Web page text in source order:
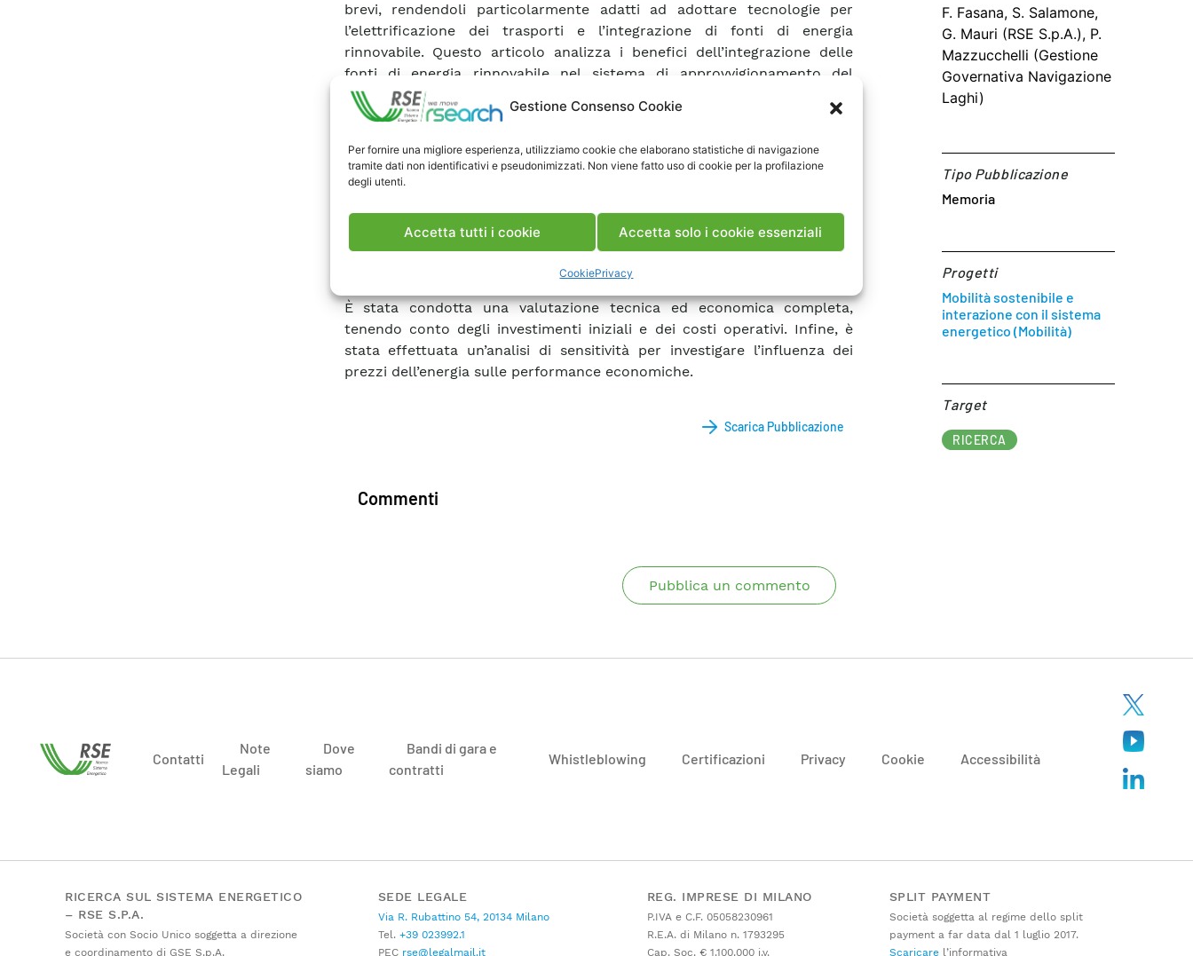
Gestione Consenso Cookie
Per fornire una migliore esperienza, utilizziamo cookie che elaborano statistiche di navigazione
tramite dati non identificativi e pseudonimizzati. Non viene fatto uso di cookie per la profilazione
degli utenti.
Accetta tutti i cookie Accetta solo i cookie essenziali
CookiePrivacy
brevi, rendendoli particolarmente adatti ad adottare tecnologie per
l’elettrificazione dei trasporti e l’integrazione di fonti di energia
rinnovabile. Questo articolo analizza i benefici dell’integrazione delle
fonti di energia rinnovabile nel sistema di approvvigionamento del
principale porto del Lago Maggiore, nel nord Italia.
porto: la caratterizzazione dei carichi del porto, la disponibilità locale e
il potenziale sito per la produzione di energia rinnovabile, e il carico
tre casi d’uso come transizione dal sistema di approvvigionamento
portuale esistente a una configurazione di green port, con impianto
fotovoltaico sui tetti degli edifici e sistema di accumulo stazionario.
È stata condotta una valutazione tecnica ed economica completa,
tenendo conto degli investimenti iniziali e dei costi operativi. Infine, è
stata effettuata un’analisi di sensitività per investigare l’influenza dei
prezzi dell’energia sulle performance economiche.
Scarica Pubblicazione
F. Fasana, S. Salamone,
G. Mauri (RSE S.p.A.), P.
Mazzucchelli (Gestione
Governativa Navigazione
Laghi)
Tipo Pubblicazione
Memoria
Progetti
Mobilità sostenibile e
interazione con il sistema
energetico (Mobilità)
Target​
RICERCA
Commenti
Pubblica un commento
Contatti
Note
Legali
Dove
siamo
Bandi di gara e
contratti
Whistleblowing Certificazioni Privacy Cookie Accessibilità
RICERCA SUL SISTEMA ENERGETICO
– RSE S.P.A.
Società con Socio Unico soggetta a direzione
e coordinamento di GSE S.p.A.
SEDE LEGALE
Via R. Rubattino 54, 20134 Milano
Tel. +39 023992.1
PECrse@legalmail.it
REG. IMPRESE DI MILANO
P.IVA e C.F. 05058230961
R.E.A. di Milano n. 1793295
Cap. Soc. € 1.100.000 i.v.
SPLIT PAYMENT
Società soggetta al regime dello split
payment a far data dal 1 luglio 2017.
Scaricarel’informativa